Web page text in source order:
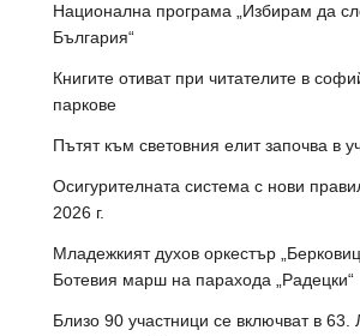
Национална програма „Избирам да
България“
Книгите отиват при читателите в
паркове
Пътят към световния елит започва в
Осигурителната система с нови
2026 г.
Младежкият духов оркестър
Ботевия марш на парахода „Радецки“
Близо 90 участници се включват в 63.